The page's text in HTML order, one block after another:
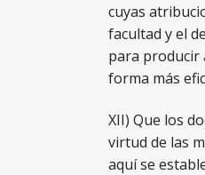
cuyas
facultad y el
para producir
forma más
XII) Que los
virtud de las
aquí se